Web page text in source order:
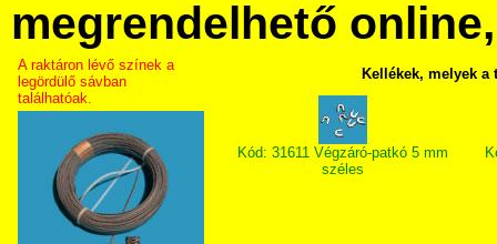
megrendelhető
A raktáron lévő színek a
legördülő sávban
találhatóak.
Kellékek, melyek
Kód: 31611 Végzáró-patkó 5 mm
széles